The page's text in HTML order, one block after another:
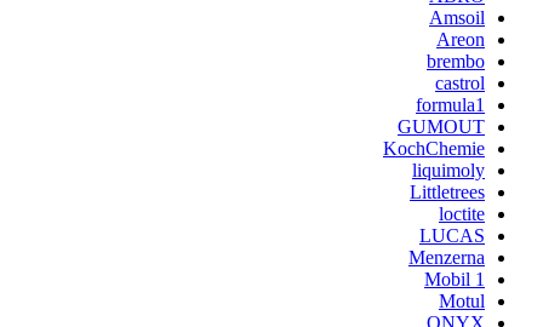
Amsoil
Areon
brembo
castrol
formula1
GUMOUT
KochChemie
liquimoly
Littletrees
loctite
LUCAS
Menzerna
Mobil 1
Motul
ONYX